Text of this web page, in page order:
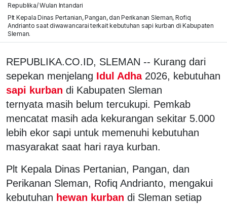
Republika/ Wulan Intandari
Plt Kepala Dinas Pertanian, Pangan, dan Perikanan Sleman, Rofiq
Andrianto saat diwawancarai terkait kebutuhan sapi kurban di Kabupaten
Sleman.
REPUBLIKA.CO.ID, SLEMAN -- Kurang dari
sepekan menjelang Idul Adha 2026, kebutuhan
sapi kurban di Kabupaten Sleman
ternyata masih belum tercukupi. Pemkab
mencatat masih ada kekurangan sekitar 5.000
lebih ekor sapi untuk memenuhi kebutuhan
masyarakat saat hari raya kurban.
Plt Kepala Dinas Pertanian, Pangan, dan
Perikanan Sleman, Rofiq Andrianto, mengakui
kebutuhan hewan kurban di Sleman setiap